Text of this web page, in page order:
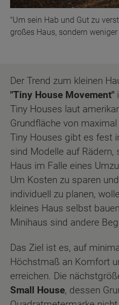
"Um sein Hab und Gut zu
großes Haus, sondern
Der Trend zum kleinen
"Tiny House Movement"
Tiny Houses laut
Grundfläche von
Tiny Houses gibt es fest
sind Modelle auf
Haus im Falle eines
Um Kosten zu sparen
individuell zu planen,
kleines Haus selbst
Minihaus sind andere
Das Ziel ist es, auf
Höchstmaß an Komfort
erreichen. Die
Small House, dessen